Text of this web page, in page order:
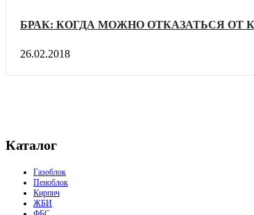
БРАК: КОГДА МОЖНО ОТКАЗАТЬСЯ ОТ
26.02.2018
Каталог
Газоблок
Пеноблок
Кирпич
ЖБИ